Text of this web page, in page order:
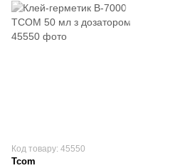
Код товару: 45550
Tcom